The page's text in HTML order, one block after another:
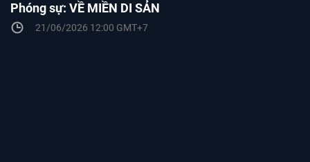
Phóng sự: VỀ MIỀN DI SẢN
21/06/2026 12:00 GMT+7